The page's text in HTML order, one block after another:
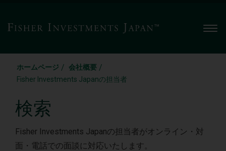
ホームページ / 会社概要 /
Fisher Investments Japanの担当者
検索
Fisher Investments Japanの担当者がオンライン・対
面・電話での面談に対応いたします。